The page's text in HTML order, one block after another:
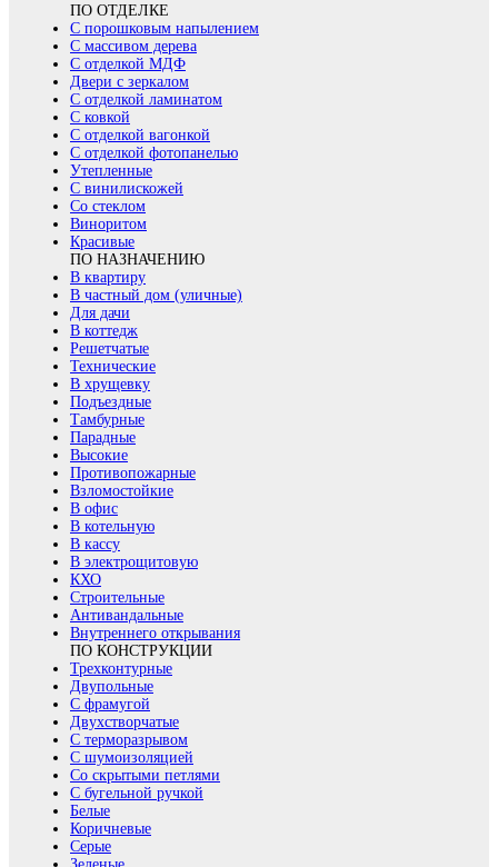
ПО ОТДЕЛКЕ
С порошковым напылением
С массивом дерева
С отделкой МДФ
Двери с зеркалом
С отделкой ламинатом
С ковкой
С отделкой вагонкой
С отделкой фотопанелью
Утепленные
С винилискожей
Со стеклом
Виноритом
Красивые
ПО НАЗНАЧЕНИЮ
В квартиру
В частный дом (уличные)
Для дачи
В коттедж
Решетчатые
Технические
В хрущевку
Подъездные
Тамбурные
Парадные
Высокие
Противопожарные
Взломостойкие
В офис
В котельную
В кассу
В электрощитовую
КХО
Строительные
Антивандальные
Внутреннего открывания
ПО КОНСТРУКЦИИ
Трехконтурные
Двупольные
С фрамугой
Двухстворчатые
С терморазрывом
С шумоизоляцией
Со скрытыми петлями
С бугельной ручкой
Белые
Коричневые
Серые
Зеленые